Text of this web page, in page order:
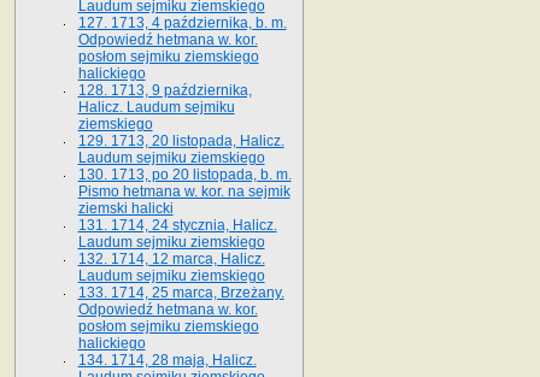
Laudum sejmiku ziemskiego
127. 1713, 4 października, b. m.
Odpowiedź hetmana w. kor.
posłom sejmiku ziemskiego
halickiego
128. 1713, 9 października,
Halicz. Laudum sejmiku
ziemskiego
129. 1713, 20 listopada, Halicz.
Laudum sejmiku ziemskiego
130. 1713, po 20 listopada, b. m.
Pismo hetmana w. kor. na sejmik
ziemski halicki
131. 1714, 24 stycznia, Halicz.
Laudum sejmiku ziemskiego
132. 1714, 12 marca, Halicz.
Laudum sejmiku ziemskiego
133. 1714, 25 marca, Brzeżany.
Odpowiedź hetmana w. kor.
posłom sejmiku ziemskiego
halickiego
134. 1714, 28 maja, Halicz.